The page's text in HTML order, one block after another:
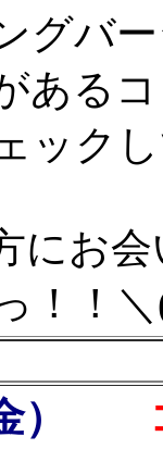
グバ
ある
ック
にお
！！
コ